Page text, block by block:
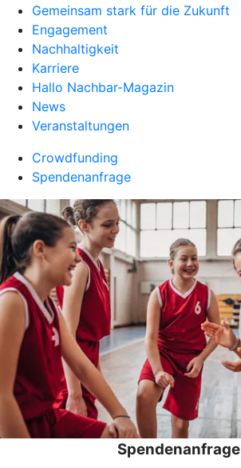
Gemeinsam stark für die Zukunft
Engagement
Nachhaltigkeit
Karriere
Hallo Nachbar-Magazin
News
Veranstaltungen
Crowdfunding
Spendenanfrage
Spendenanfrage